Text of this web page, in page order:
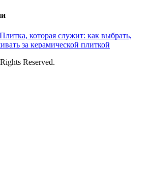
Плитка, которая служит: как выбрать,
за керамической плиткой
Reserved.